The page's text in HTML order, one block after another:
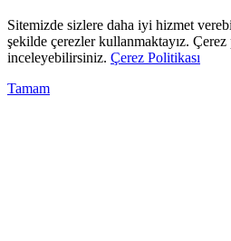
Sitemizde sizlere daha iyi hizmet
şekilde çerezler kullanmaktayız. Çerez
inceleyebilirsiniz. Çerez Politikası
Tamam